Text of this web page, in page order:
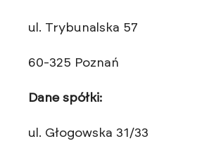
ul. Trybunalska 57
60-325 Poznań
Dane spółki:
ul. Głogowska 31/33